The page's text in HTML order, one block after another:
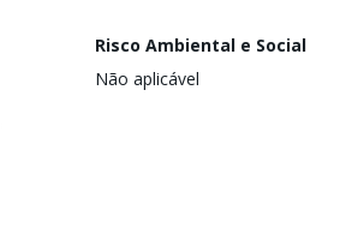
Risco Ambiental e Social
Não aplicável